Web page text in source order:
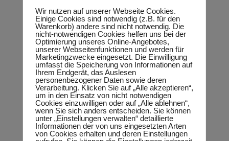
Impuls der Woche: Wähle für dich bewusst,
dich in den Fluss des Lebens zu begeben
Im Fluss des Lebens mitzuschwimmen und
mitzuschwingen.
Und nicht zu versuchen, gegen (deinen) Strom
anzuschwimmen.
Ich bin Taucherin. Und ein Teil der Ausbildung war,
gezielt zu lernen, was ich als Taucherin tun kann,
wenn ich auf eine Unterwasserströmung treffe,
Wir nutzen auf unserer Webseite Cookies.
Einige Cookies sind notwendig (z.B. für den
Warenkorb) andere sind nicht notwendig. Die
nicht-notwendigen Cookies helfen uns bei der
Optimierung unseres Online-Angebotes,
unserer Webseitenfunktionen und werden für
Marketingzwecke eingesetzt. Die Einwilligung
umfasst die Speicherung von Informationen auf
Ihrem Endgerät, das Auslesen
personenbezogener Daten sowie deren
Verarbeitung. Klicken Sie auf „Alle akzeptieren“,
um in den Einsatz von nicht notwendigen
Cookies einzuwilligen oder auf „Alle ablehnen“,
wenn Sie sich anders entscheiden. Sie können
unter „Einstellungen verwalten“ detaillierte
Informationen der von uns eingesetzten Arten
von Cookies erhalten und deren Einstellungen